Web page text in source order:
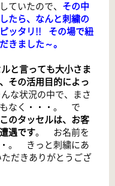
いたので、 その中
たら、なんと刺繍の
ッタリ!! その場で紐
きました～。
と言っても大小さま
その活用目的によっ
な状況の中で、まさ
なく・・・。 で
のタッセルは、お客
遇です。 お名前を
。 きっと刺繍にあ
だきありがとうござ